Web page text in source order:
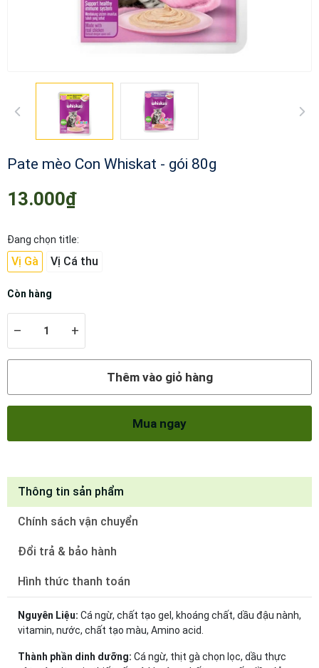
Pate mèo Con Whiskat - gói 80g
13.000₫
Đang chọn title:
Vị Gà Vị Cá thu
Còn hàng
– +
Thêm vào giỏ hàng
Mua ngay
Thông tin sản phẩm
Chính sách vận chuyển
Đổi trả & bảo hành
Hình thức thanh toán
Nguyên Liệu: Cá ngừ, chất tạo gel, khoáng chất, dầu đậu nành,
vitamin, nước, chất tạo màu, Amino acid.
Thành phần dinh dưỡng: Cá ngừ, thịt gà chọn lọc, dầu thực